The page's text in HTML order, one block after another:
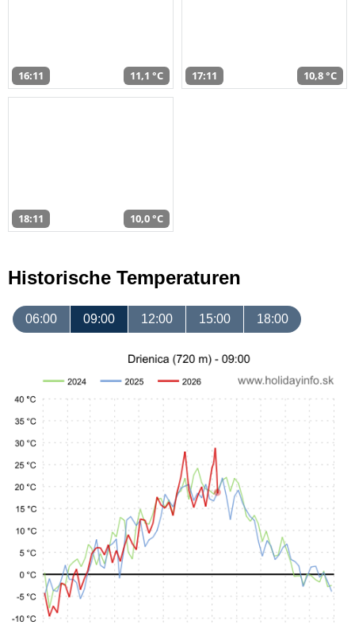
16:11 11,1 °C 17:11 10,8 °C
18:11 10,0 °C
Historische Temperaturen
06:00 09:00 12:00 15:00 18:00